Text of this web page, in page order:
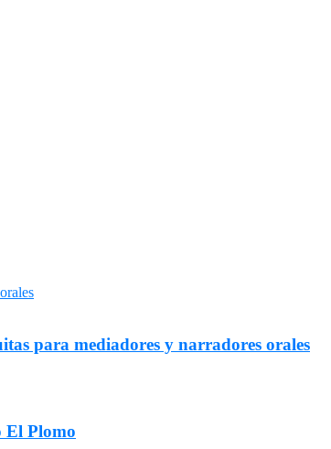
para mediadores y narradores orales
El Plomo